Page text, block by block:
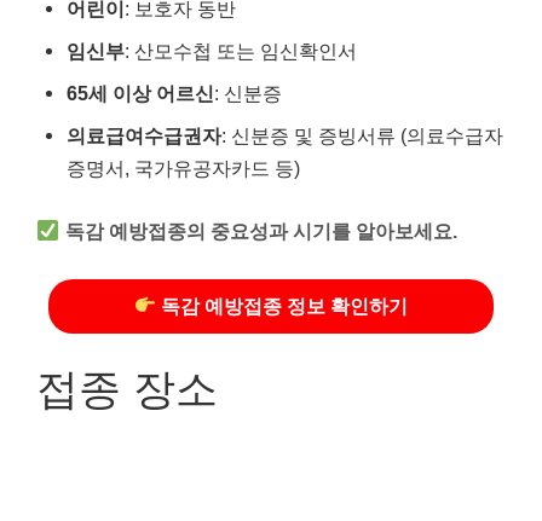
어린이: 보호자 동반
임신부: 산모수첩 또는 임신확인서
65세 이상 어르신: 신분증
의료급여수급권자: 신분증 및 증빙서류 (의료수급자
증명서, 국가유공자카드 등)
독감 예방접종의 중요성과 시기를 알아보세요.
독감 예방접종 정보 확인하기
접종 장소